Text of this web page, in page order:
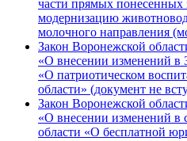
части прямых понесенных
модернизацию
молочного направления
Закон Воронежской
«О внесении изменений в
«О патриотическом
области» (документ не
Закон Воронежской
«О внесении изменений в
области «О бесплатной